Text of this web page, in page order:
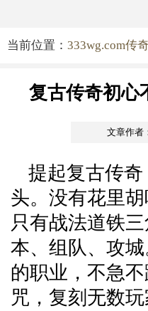
当前位置： 333wg.com传
复古传奇初心
文章作者
提起复古传
头。没有花里
只有战法道铁
本、组队、攻
的职业，不急
咒，复刻无数